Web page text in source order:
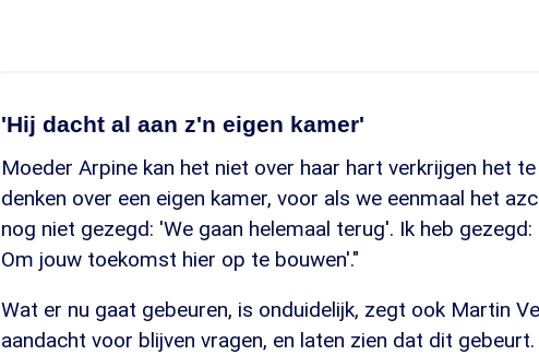
'Hij dacht al aan z'n eigen kamer'
Moeder Arpine kan het niet over haar hart verkrijgen het
denken over een eigen kamer, voor als we eenmaal het
nog niet gezegd: 'We gaan helemaal terug'. Ik heb
Om jouw toekomst hier op te bouwen'."
Wat er nu gaat gebeuren, is onduidelijk, zegt ook Martin
aandacht voor blijven vragen, en laten zien dat dit